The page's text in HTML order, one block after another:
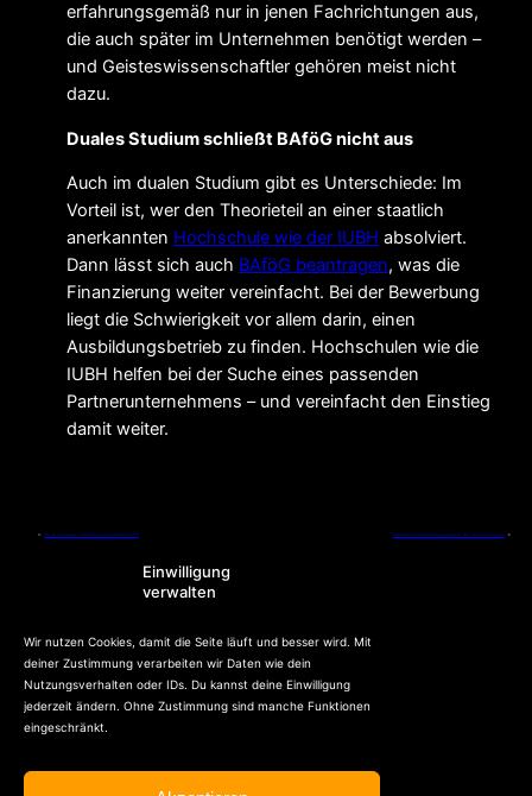
Einwilligung
verwalten
Wir nutzen Cookies, damit die Seite läuft und besser wird. Mit
deiner Zustimmung verarbeiten wir Daten wie dein
Nutzungsverhalten oder IDs. Du kannst deine Einwilligung
jederzeit ändern. Ohne Zustimmung sind manche Funktionen
eingeschränkt.
erfahrungsgemäß nur in jenen Fachrichtungen aus,
die auch später im Unternehmen benötigt werden –
und Geisteswissenschaftler gehören meist nicht
dazu.
Duales Studium schließt BAföG nicht aus
Auch im dualen Studium gibt es Unterschiede: Im
Vorteil ist, wer den Theorieteil an einer staatlich
anerkannten Hochschule wie der IUBH absolviert.
Dann lässt sich auch BAföG beantragen, was die
Finanzierung weiter vereinfacht. Bei der Bewerbung
liegt die Schwierigkeit vor allem darin, einen
Ausbildungsbetrieb zu finden. Hochschulen wie die
IUBH helfen bei der Suche eines passenden
Partnerunternehmens – und vereinfacht den Einstieg
damit weiter.
← Up, up and away – Ausbildung im Ausland (Teil 2) Traumberuf Veranstaltungskaufleute: Das musst du wissen →